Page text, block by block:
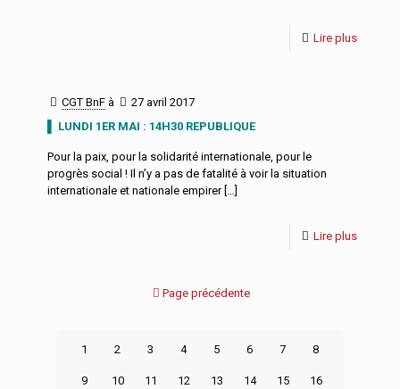
Lire plus
CGT BnF à
27 avril 2017
▌ LUNDI 1ER MAI : 14H30 REPUBLIQUE
Pour la paix, pour la solidarité internationale, pour le
progrès social ! Il n’y a pas de fatalité à voir la situation
internationale et nationale empirer[…]
Lire plus
Page précédente
1 2 3 4 5 6 7 8
9 10 11 12 13 14 15 16